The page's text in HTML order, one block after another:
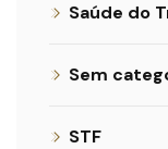
Saúde do
Sem
STF